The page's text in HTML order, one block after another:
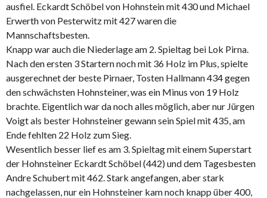
ausfiel. Eckardt Schöbel von Hohnstein mit 430 und Michael
Erwerth von Pesterwitz mit 427 waren die
Mannschaftsbesten.
Knapp war auch die Niederlage am 2. Spieltag bei Lok Pirna.
Nach den ersten 3 Startern noch mit 36 Holz im Plus, spielte
ausgerechnet der beste Pirnaer, Tosten Hallmann 434 gegen
den schwächsten Hohnsteiner, was ein Minus von 19 Holz
brachte. Eigentlich war da noch alles möglich, aber nur Jürgen
Voigt als bester Hohnsteiner gewann sein Spiel mit 435, am
Ende fehlten 22 Holz zum Sieg.
Wesentlich besser lief es am 3. Spieltag mit einem Superstart
der Hohnsteiner Eckardt Schöbel (442) und dem Tagesbesten
Andre Schubert mit 462. Stark angefangen, aber stark
nachgelassen, nur ein Hohnsteiner kam noch knapp über 400,